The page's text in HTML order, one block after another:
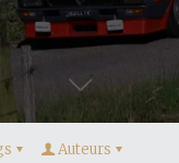
Auteurs